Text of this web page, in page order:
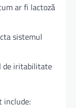
ar fi lactoză
sistemul
de iritabilitate
include: